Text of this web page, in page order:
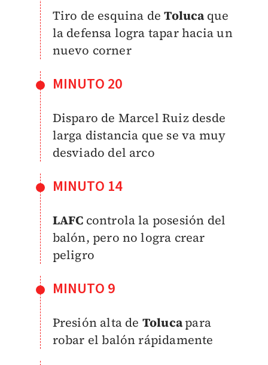
Tiro de esquina deTolucaque
la defensa logra tapar hacia un
nuevo corner
MINUTO 20
Disparo de Marcel Ruiz desde
larga distancia que se va muy
desviado del arco
MINUTO 14
LAFC controla la posesión del
balón, pero no logra crear
peligro
MINUTO 9
Presión alta de Tolucapara
robar el balón rápidamente